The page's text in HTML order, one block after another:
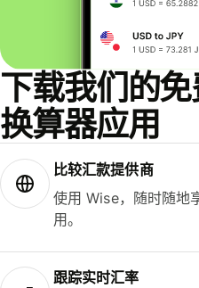
下载我们的
换算器应用
比较汇款提供商
使用 Wise，随时随地
用。
跟踪实时汇率